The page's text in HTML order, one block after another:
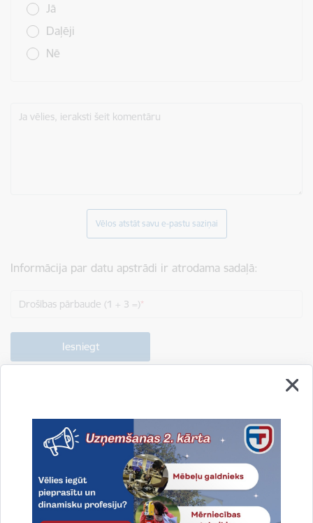
Jā
Daļēji
Nē
Ja vēlies, ieraksti šeit komentāru
Vēlos atstāt savu e-pastu saziņai
Informācija par datu apstrādi ir atrodama sadaļā:
Drošības pārbaude (1 + 3 =)